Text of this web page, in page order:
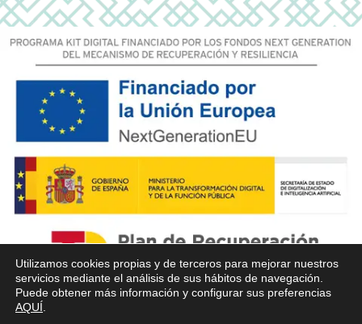
Utilizamos cookies propias y de terceros para mejorar nuestros
servicios mediante el análisis de sus hábitos de navegación.
Puede obtener más información y configurar sus preferencias
AQUÍ